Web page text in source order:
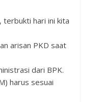
terbukti hari ini kita
arisan PKD saat
dari BPK.
harus sesuai